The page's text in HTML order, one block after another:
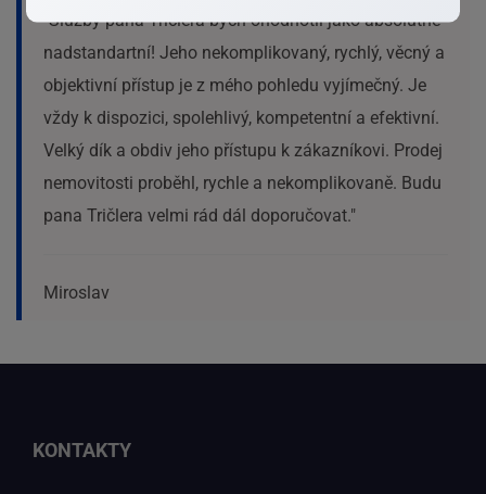
"Služby pana Tričlera bych ohodnotil jako absolutně
nadstandartní! Jeho nekomplikovaný, rychlý, věcný a
objektivní přístup je z mého pohledu vyjímečný. Je
vždy k dispozici, spolehlivý, kompetentní a efektivní.
Velký dík a obdiv jeho přístupu k zákazníkovi. Prodej
nemovitosti proběhl, rychle a nekomplikovaně. Budu
pana Tričlera velmi rád dál doporučovat."
Miroslav
KONTAKTY